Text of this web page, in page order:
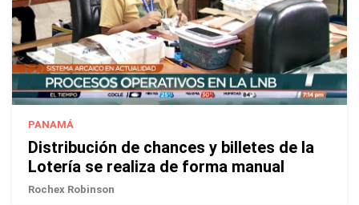
PANAMÁ
Distribución de chances y billetes de la
Lotería se realiza de forma manual
Rochex Robinson